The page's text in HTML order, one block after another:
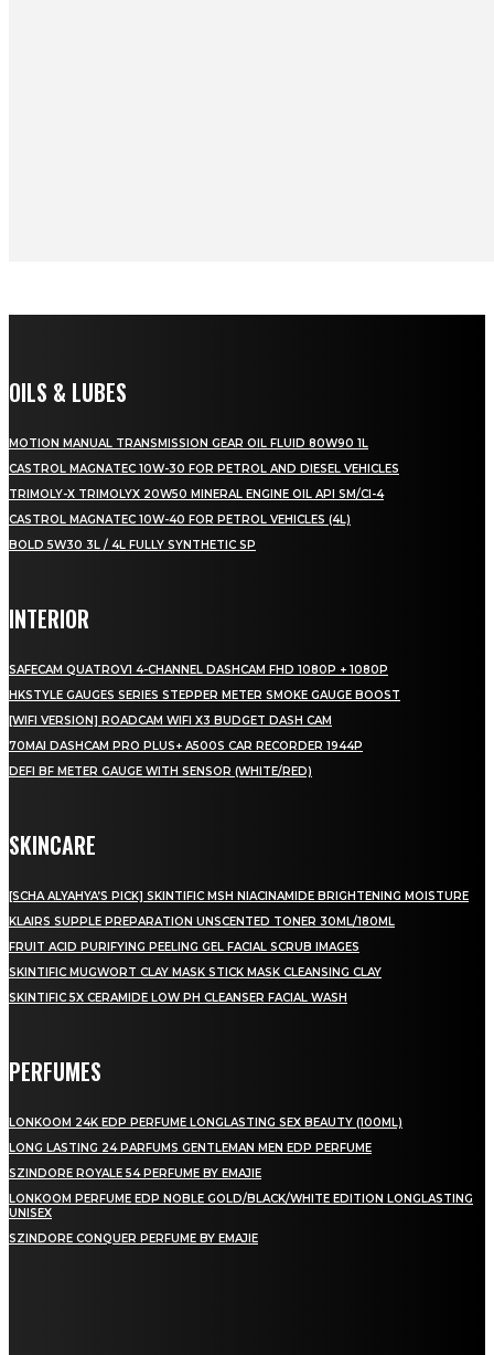
OILS & LUBES
MOTION MANUAL TRANSMISSION GEAR OIL FLUID 80W90 1L
CASTROL MAGNATEC 10W-30 FOR PETROL AND DIESEL VEHICLES
TRIMOLY-X TRIMOLYX 20W50 MINERAL ENGINE OIL API SM/CI-4
CASTROL MAGNATEC 10W-40 FOR PETROL VEHICLES (4L)
BOLD 5W30 3L / 4L FULLY SYNTHETIC SP
INTERIOR
SAFECAM QUATROV1 4-CHANNEL DASHCAM FHD 1080P + 1080P
HKSTYLE GAUGES SERIES STEPPER METER SMOKE GAUGE BOOST
[WIFI VERSION] ROADCAM WIFI X3 BUDGET DASH CAM
70MAI DASHCAM PRO PLUS+ A500S CAR RECORDER 1944P
DEFI BF METER GAUGE WITH SENSOR (WHITE/RED)
SKINCARE
[SCHA ALYAHYA’S PICK] SKINTIFIC MSH NIACINAMIDE BRIGHTENING MOISTURE
KLAIRS SUPPLE PREPARATION UNSCENTED TONER 30ML/180ML
FRUIT ACID PURIFYING PEELING GEL FACIAL SCRUB IMAGES
SKINTIFIC MUGWORT CLAY MASK STICK MASK CLEANSING CLAY
SKINTIFIC 5X CERAMIDE LOW PH CLEANSER FACIAL WASH
PERFUMES
LONKOOM 24K EDP PERFUME LONGLASTING SEX BEAUTY (100ML)
LONG LASTING 24 PARFUMS GENTLEMAN MEN EDP PERFUME
SZINDORE ROYALE 54 PERFUME BY EMAJIE
LONKOOM PERFUME EDP NOBLE GOLD/BLACK/WHITE EDITION LONGLASTING
UNISEX
SZINDORE CONQUER PERFUME BY EMAJIE